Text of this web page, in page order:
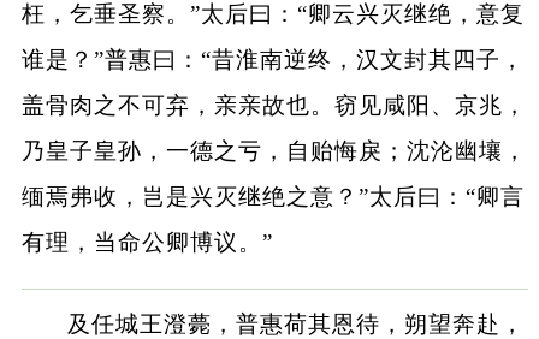
枉，乞垂圣察。”太后曰：“卿云兴灭继绝，意复
谁是？”普惠曰：“昔淮南逆终，汉文封其四子，
盖骨肉之不可弃，亲亲故也。窃见咸阳、京兆，
乃皇子皇孙，一德之亏，自贻悔戾；沈沦幽壤，
缅焉弗收，岂是兴灭继绝之意？”太后曰：“卿言
有理，当命公卿博议。”
及任城王澄薨，普惠荷其恩待，朔望奔赴，